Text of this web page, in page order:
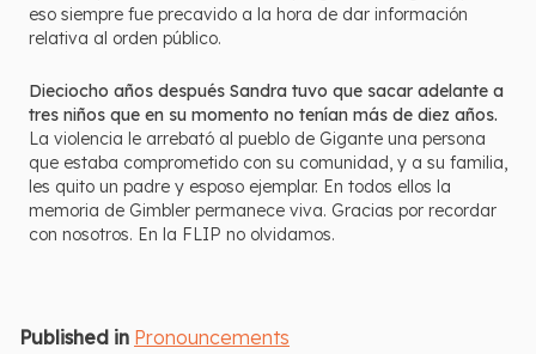
eso siempre fue precavido a la hora de dar información
relativa al orden público.
Dieciocho años después Sandra tuvo que sacar adelante a
tres niños que en su momento no tenían más de diez años.
La violencia le arrebató al pueblo de Gigante una persona
que estaba comprometido con su comunidad, y a su familia,
les quito un padre y esposo ejemplar. En todos ellos la
memoria de Gimbler permanece viva. Gracias por recordar
con nosotros. En la FLIP no olvidamos.
Published in Pronouncements